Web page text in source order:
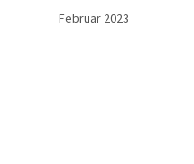
Februar 2023